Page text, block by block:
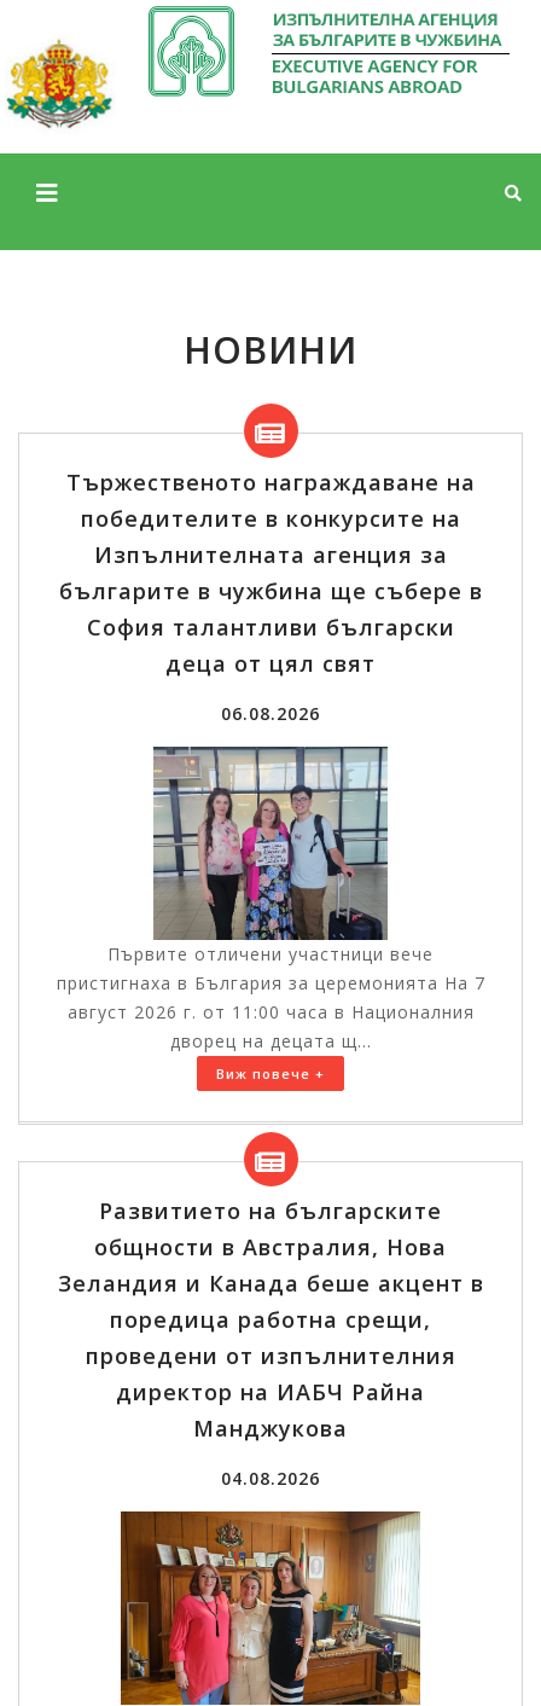
НОВИНИ
Тържественото награждаване на
победителите в конкурсите на
Изпълнителната агенция за
българите в чужбина ще събере в
София талантливи български
деца от цял свят
06.08.2026
Първите отличени участници вече
пристигнаха в България за церемонията На 7
август 2026 г. от 11:00 часа в Националния
дворец на децата щ...
Виж повече +
Развитието на българските
общности в Австралия, Нова
Зеландия и Канада беше акцент в
поредица работна срещи,
проведени от изпълнителния
директор на ИАБЧ Райна
Манджукова
04.08.2026